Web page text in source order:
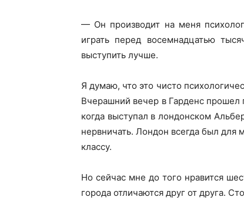
— Он производит на меня
играть перед восемнадцатью
выступить лучше.
Я думаю, что это чисто
Вчерашний вечер в Гарденс
когда выступал в лондонском
нервничать. Лондон всегда был
классу.
Но сейчас мне до того нравится
города отличаются друг от друга.